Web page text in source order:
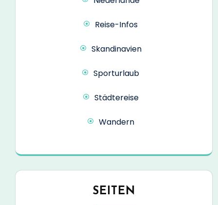
Reise-Infos
Skandinavien
Sporturlaub
Städtereise
Wandern
SEITEN